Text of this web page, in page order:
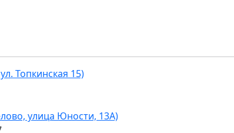
Топкинская 15)
улица Юности, 13А)